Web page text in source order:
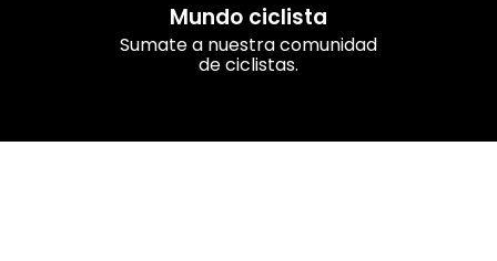
Mundo ciclista
Sumate a nuestra comunidad
de ciclistas.